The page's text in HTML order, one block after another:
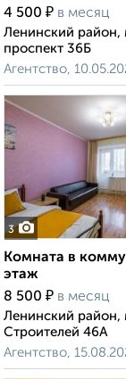
4 500 ₽ в месяц
Ленинский район,
проспект 36Б
Агентство,
3
Комната в
этаж
8 500 ₽ в месяц
Ленинский район,
Строителей 46А
Агентство,